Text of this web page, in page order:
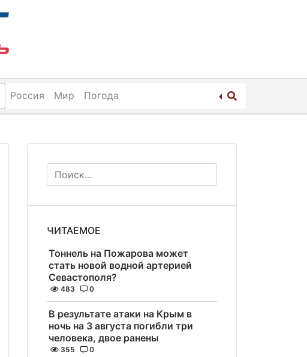
Россия Мир Погода
ЧИТАЕМОЕ
Тоннель на Пожарова может
стать новой водной артерией
Севастополя?
483 0
В результате атаки на Крым в
ночь на 3 августа погибли три
человека, двое ранены
355 0